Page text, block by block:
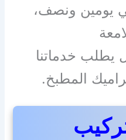
يومين ونصف،
يطلب خدماتنا
المطبخ.